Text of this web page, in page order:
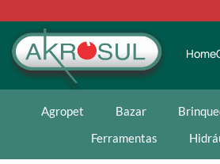
Home
Agropet Bazar
Ferramentas